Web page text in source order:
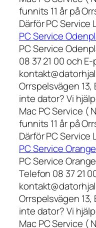
funnits 11 år på
Därför PC Service
PC Service
PC Service
08 37 21 00 och
Orrspelsvägen
inte dator? Vi
Mac PC Service (
funnits 11 år på
Därför PC Service
PC Service
PC Service
Telefon 08 37 21
Orrspelsvägen
inte dator? Vi
Mac PC Service (